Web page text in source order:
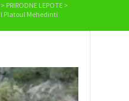
> PRIRODNE LEPOTE >
Platoul Mehedinti